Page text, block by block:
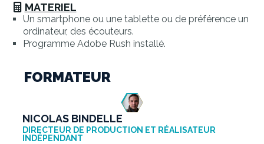
MATERIEL
Un smartphone ou une tablette ou de préférence un
ordinateur, des écouteurs.
Programme Adobe Rush installé.
FORMATEUR
NICOLAS BINDELLE
DIRECTEUR DE PRODUCTION ET RÉALISATEUR
INDÉPENDANT